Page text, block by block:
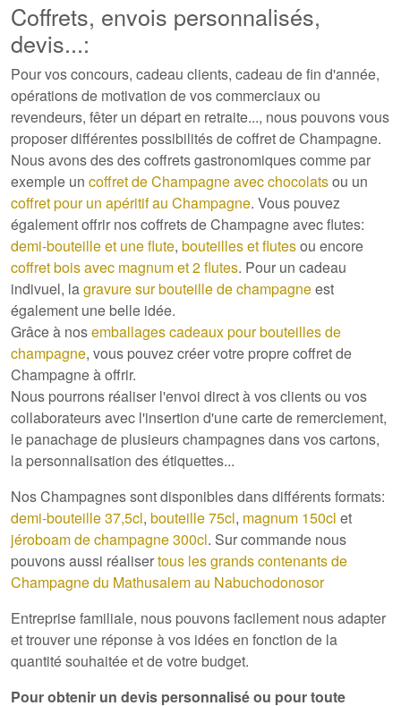
Coffrets, envois personnalisés,
devis...:
Pour vos concours, cadeau clients, cadeau de fin d'année,
opérations de motivation de vos commerciaux ou
revendeurs, fêter un départ en retraite..., nous pouvons vous
proposer différentes possibilités de coffret de Champagne.
Nous avons desdes coffrets gastronomiquescomme par
exemple un coffret de Champagne avec chocolatsou un
coffret pour un apéritif au Champagne. Vous pouvez
également offrir nos coffrets de Champagne avec flutes:
demi-bouteille et une flute, bouteilles et flutesou encore
coffret bois avec magnum et 2 flutes. Pour un cadeau
indivuel, lagravure sur bouteille de champagneest
également une belle idée.
Grâce à nosemballages cadeaux pour bouteilles de
champagne, vous pouvez créer votre propre coffret de
Champagne à offrir.
Nous pourrons réaliser l'envoi direct à vos clients ou vos
collaborateurs avec l'insertion d'une carte de remerciement,
le panachage de plusieurs champagnes dans vos cartons,
la personnalisation des étiquettes...
Nos Champagnes sont disponibles dans différents formats:
demi-bouteille 37,5cl, bouteille 75cl, magnum 150cl et
jéroboam de champagne 300cl. Sur commande nous
pouvons aussi réalisertous les grands contenants de
Champagne du Mathusalem au Nabuchodonosor
Entreprise familiale, nous pouvons facilement nous adapter
et trouver une réponse à vos idées en fonction de la
quantité souhaitée et de votre budget.
Pour obtenir un devis personnalisé ou pour toute